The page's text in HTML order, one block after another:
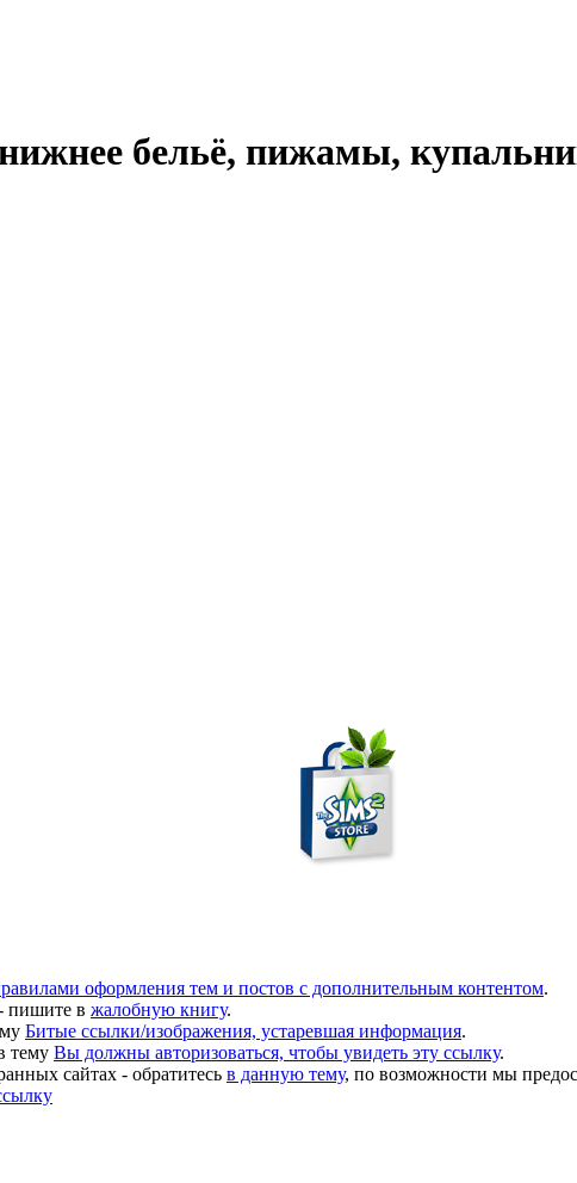
бельё, пижамы,
оформления тем и постов с дополнительным контентом.
пишите в жалобную книгу.
Битые ссылки/изображения, устаревшая информация.
тему Вы должны авторизоваться, чтобы увидеть эту ссылку.
сайтах - обратитесь в данную тему, по возможности мы